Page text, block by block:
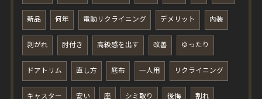
新品 何年 電動リクライニング デメリット 内装
剥がれ 肘付き 高級感を出す 改善 ゆったり
ドアトリム 直し方 底布 一人用 リクライニング
キャスター 安い 座 シミ取り 後悔 割れ